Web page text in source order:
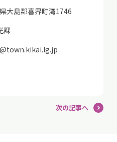
大島郡喜界町湾1746
課
次の記事へ